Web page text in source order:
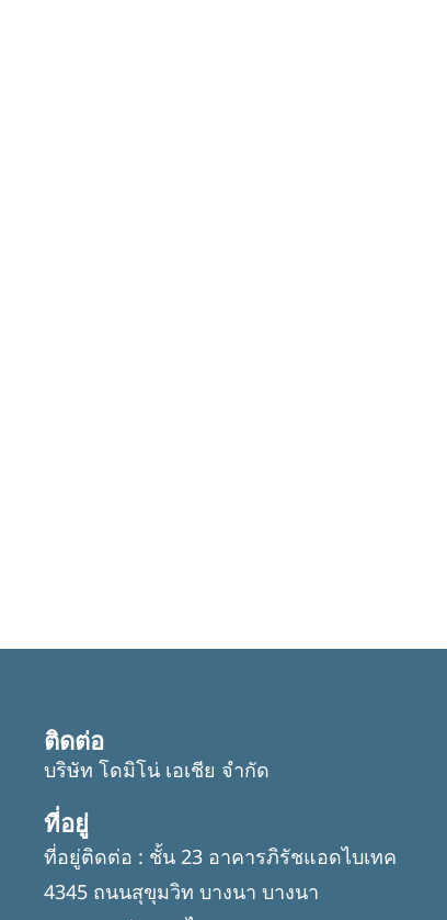
ติดต่อ
บริษัท โดมิโน่ เอเชีย จำกัด
ที่อยู่
ที่อยู่ติดต่อ : ชั้น 23 อาคารภิรัชแอดไบเทค
4345 ถนนสุขุมวิท บางนา บางนา